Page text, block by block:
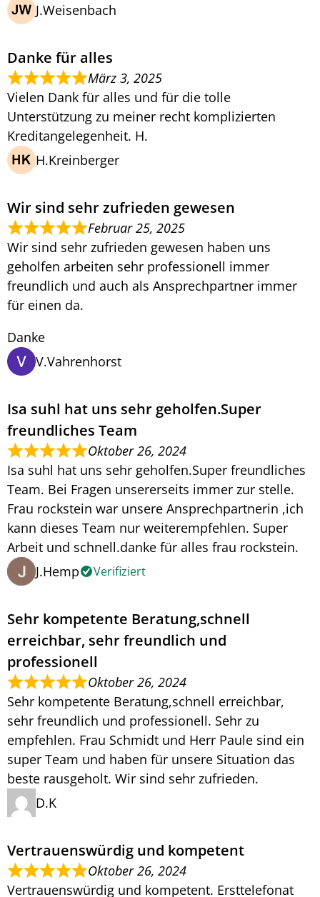
J.Weisenbach
Danke für alles
März 3, 2025
Vielen Dank für alles und für die tolle
Unterstützung zu meiner recht komplizierten
Kreditangelegenheit. H.
H.Kreinberger
Wir sind sehr zufrieden gewesen
Februar 25, 2025
Wir sind sehr zufrieden gewesen haben uns
geholfen arbeiten sehr professionell immer
freundlich und auch als Ansprechpartner immer
für einen da.
Danke
V.Vahrenhorst
Isa suhl hat uns sehr geholfen.Super
freundliches Team
Oktober 26, 2024
Isa suhl hat uns sehr geholfen.Super freundliches
Team. Bei Fragen unsererseits immer zur stelle.
Frau rockstein war unsere Ansprechpartnerin ,ich
kann dieses Team nur weiterempfehlen. Super
Arbeit und schnell.danke für alles frau rockstein.
J.Hemp
Verifiziert
Sehr kompetente Beratung,schnell
erreichbar, sehr freundlich und
professionell
Oktober 26, 2024
Sehr kompetente Beratung,schnell erreichbar,
sehr freundlich und professionell. Sehr zu
empfehlen. Frau Schmidt und Herr Paule sind ein
super Team und haben für unsere Situation das
beste rausgeholt. Wir sind sehr zufrieden.
D.K
Vertrauenswürdig und kompetent
Oktober 26, 2024
Vertrauenswürdig und kompetent. Ersttelefonat